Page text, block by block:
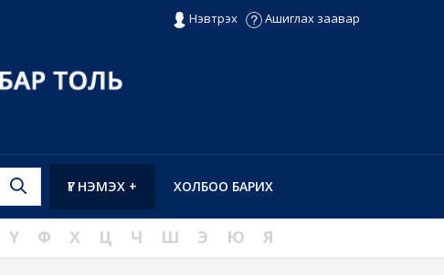
Нэвтрэх Ашиглах заавар
ХОЛБОО БАРИХ
ҮГ НЭМЭХ +
Ү Ф Х Ц Ч Ш Э Ю Я